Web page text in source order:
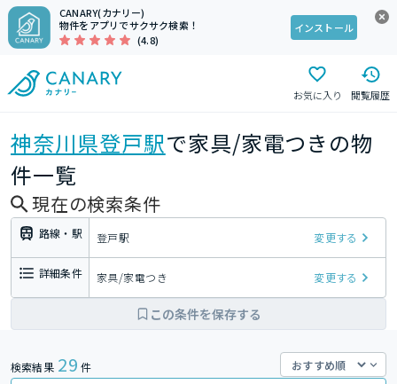
CANARY(カナリー)
物件をアプリでサクサク検索！
(4.8)
インストール
お気に入り 閲覧履歴
神奈川県登戸駅で家具/家電つきの物
件一覧
現在の検索条件
路線・駅 登戸駅 変更する
詳細条件 家具/家電つき 変更する
この条件を保存する
検索結果 29 件